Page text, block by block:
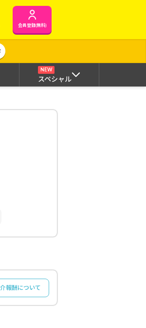
会員登録(無料)
NEW
スペシャル
報酬について